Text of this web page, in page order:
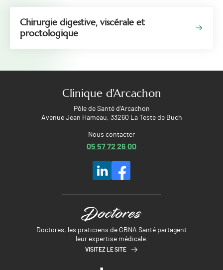
Chirurgie digestive, viscérale et
proctologique
Clinique d'Arcachon
Pôle de Santé d'Arcachon
Avenue Jean Hameau, 33260 La Teste de Buch
Nous contacter
05 57 72 26 00
Doctores, les praticiens de GBNA Santé partagent
leur expertise médicale.
VISITEZ LE SITE